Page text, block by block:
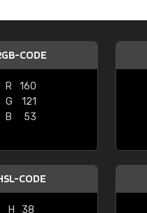
CODE
R
160
G
121
B
53
CODE
H
38
"Super snelle